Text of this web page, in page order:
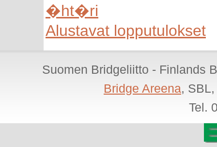
�ht�ri
Alustavat lopputulokset
Suomen Bridgeliitto - Finlands
Bridge Areena,
Tel.